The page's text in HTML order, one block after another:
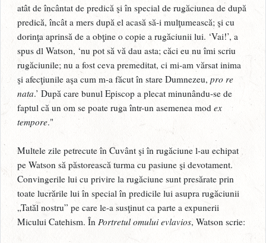
atât de încântat de predică şi în special de rugăciunea de după
predică, încât a mers după el acasă să-i mulţumească; şi cu
dorinţa aprinsă de a obţine o copie a rugăciunii lui. ‘Vai!’, a
spus dl Watson, ‘nu pot să vă dau asta; căci eu nu îmi scriu
rugăciunile; nu a fost ceva premeditat, ci mi-am vărsat inima
şi afecţiunile aşa cum m-a făcut în stare Dumnezeu, pro re
nata.’ După care bunul Episcop a plecat minunându-se de
faptul că un om se poate ruga într-un asemenea mod ex
tempore."
Multele zile petrecute în Cuvânt şi în rugăciune l-au echipat
pe Watson să păstorească turma cu pasiune şi devotament.
Convingerile lui cu privire la rugăciune sunt presărate prin
toate lucrările lui în special în predicile lui asupra rugăciunii
„Tatăl nostru” pe care le-a susţinut ca parte a expunerii
Micului Catehism. În Portretul omului evlavios, Watson scrie: